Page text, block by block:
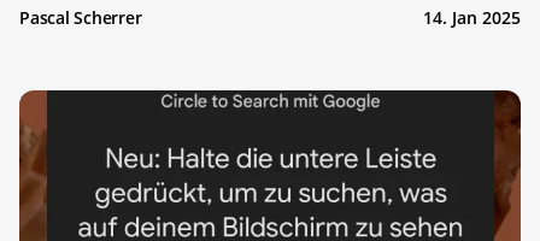
Pascal Scherrer 14. Jan 2025